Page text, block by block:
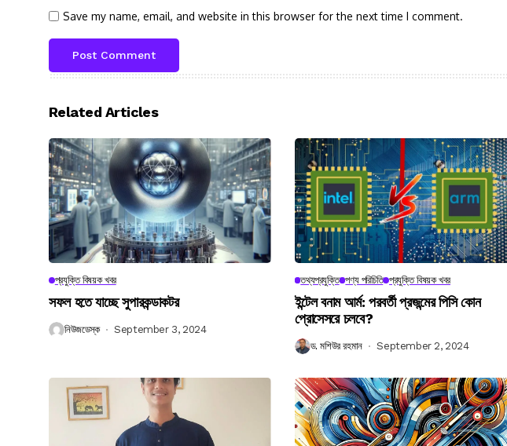
Save my name, email, and website in this browser for the next time I comment.
Related Articles
প্রযুক্তি বিষয়ক খবর
সফল হতে যাচ্ছে সুপারকন্ডাকটর
নিউজডেস্ক September 3, 2024
তথ্যপ্রযুক্তি পণ্য পরিচিতি প্রযুক্তি বিষয়ক খবর
ইন্টেল বনাম আর্ম: পরবর্তী প্রজন্মের পিসি কোন
প্রোসেসরে চলবে?
ড. মশিউর রহমান September 2, 2024